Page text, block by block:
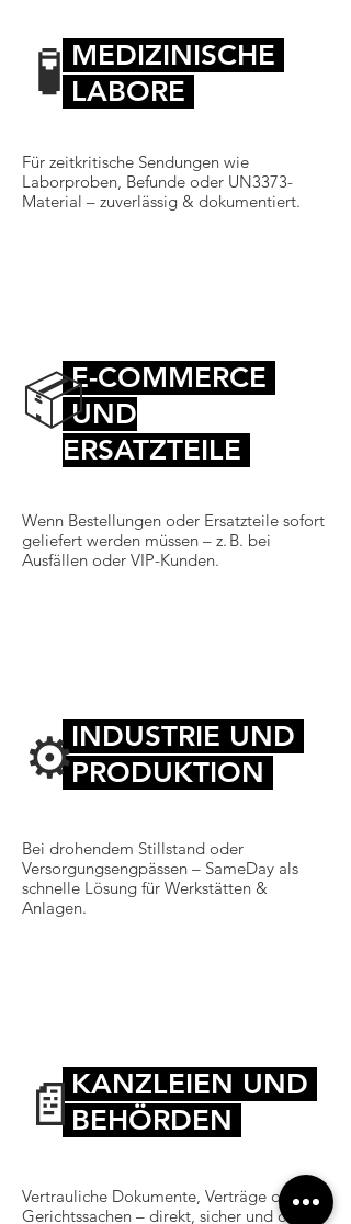
MEDIZINISCHE
LABORE
🧪
Für zeitkritische Sendungen wie
Laborproben, Befunde oder UN3373-
Material – zuverlässig & dokumentiert.
E-COMMERCE
UND
ERSATZTEILE
📦
Wenn Bestellungen oder Ersatzteile sofort
geliefert werden müssen – z. B. bei
Ausfällen oder VIP-Kunden.
INDUSTRIE UND
PRODUKTION
⚙️
Bei drohendem Stillstand oder
Versorgungsengpässen – SameDay als
schnelle Lösung für Werkstätten &
Anlagen.
KANZLEIEN UND
BEHÖRDEN
📄
Vertrauliche Dokumente, Verträge oder
Gerichtssachen – direkt, sicher und ohne